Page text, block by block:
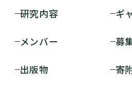
研究内容
メンバー
出版物
ギ
募
寄